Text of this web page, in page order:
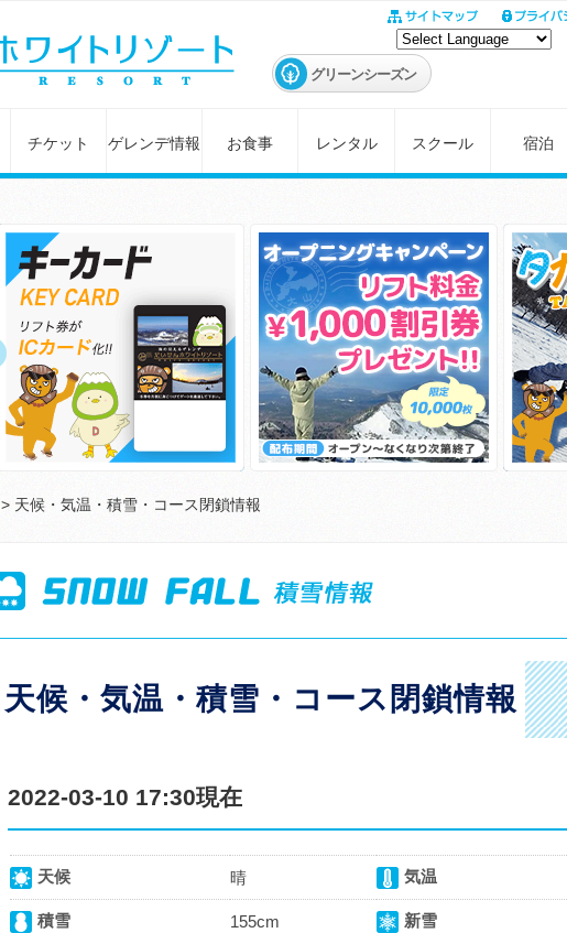
グリーンシーズン
チケット ゲレンデ情報 お食事 レンタル スクール 宿泊
> 天候・気温・積雪・コース閉鎖情報
天候・気温・積雪・コース閉鎖情報
2022-03-10 17:30現在
天候 晴 気温
積雪 155cm 新雪